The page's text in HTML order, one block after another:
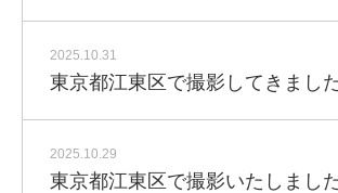
2025.10.31
東京都江東区で撮影してきました
2025.10.29
東京都江東区で撮影いたしました